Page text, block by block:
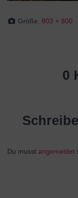
Größe: 803 × 800
0
Du musst angemeldet